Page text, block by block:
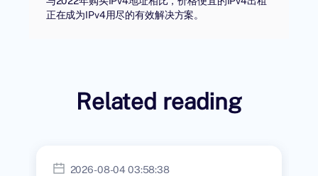
正在成为IPv4用尽的有效解决方案。
Related reading
2026-08-04 03:58:38